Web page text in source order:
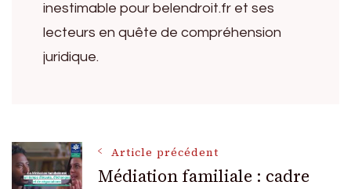
inestimable pour belendroit.fr et ses
lecteurs en quête de compréhension
juridique.
Navigation
Article précédent
Médiation familiale : cadre